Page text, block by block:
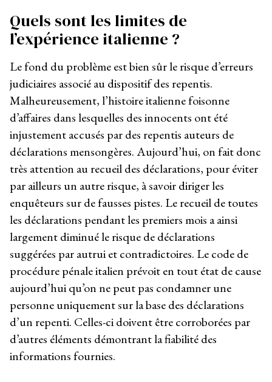
Quels sont les limites de
l’expérience italienne ?
Le fond du problème est bien sûr le risque d’erreurs
judiciaires associé au dispositif des repentis.
Malheureusement, l’histoire italienne foisonne
d’affaires dans lesquelles des innocents ont été
injustement accusés par des repentis auteurs de
déclarations mensongères. Aujourd’hui, on fait donc
très attention au recueil des déclarations, pour éviter
par ailleurs un autre risque, à savoir diriger les
enquêteurs sur de fausses pistes. Le recueil de toutes
les déclarations pendant les premiers mois a ainsi
largement diminué le risque de déclarations
suggérées par autrui et contradictoires. Le code de
procédure pénale italien prévoit en tout état de cause
aujourd’hui qu’on ne peut pas condamner une
personne uniquement sur la base des déclarations
d’un repenti. Celles-ci doivent être corroborées par
d’autres éléments démontrant la fiabilité des
informations fournies.